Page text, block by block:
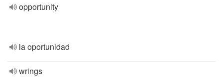
opportunity
la oportunidad
wrings